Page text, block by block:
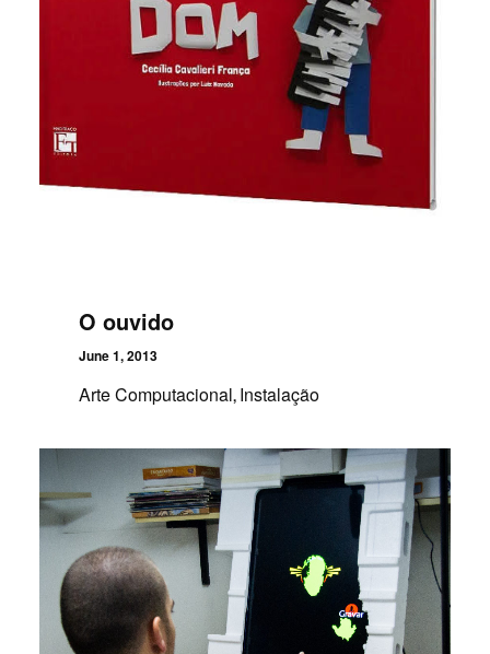
O ouvido
June 1, 2013
Arte Computacional, Instalação